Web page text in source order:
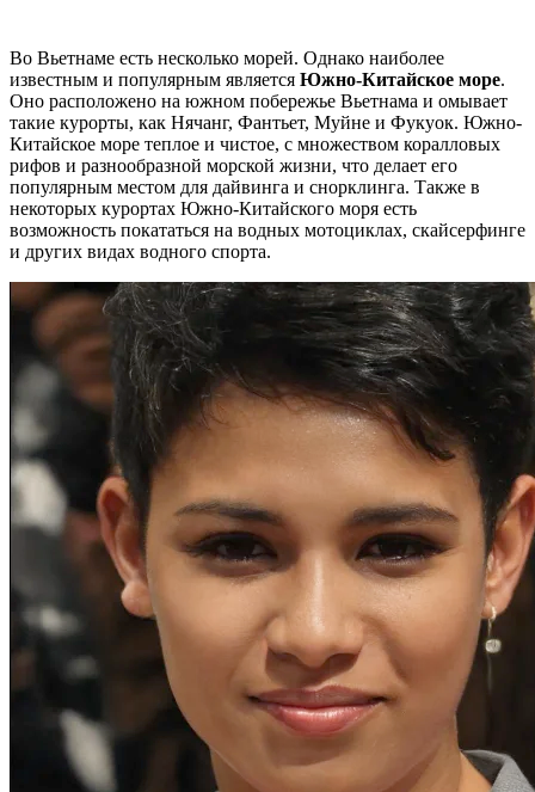
Во Вьетнаме есть несколько морей. Однако наиболее
известным и популярным является Южно-Китайское море.
Оно расположено на южном побережье Вьетнама и омывает
такие курорты, как Нячанг, Фантьет, Муйне и Фукуок. Южно-
Китайское море теплое и чистое, с множеством коралловых
рифов и разнообразной морской жизни, что делает его
популярным местом для дайвинга и снорклинга. Также в
некоторых курортах Южно-Китайского моря есть
возможность покататься на водных мотоциклах, скайсерфинге
и других видах водного спорта.